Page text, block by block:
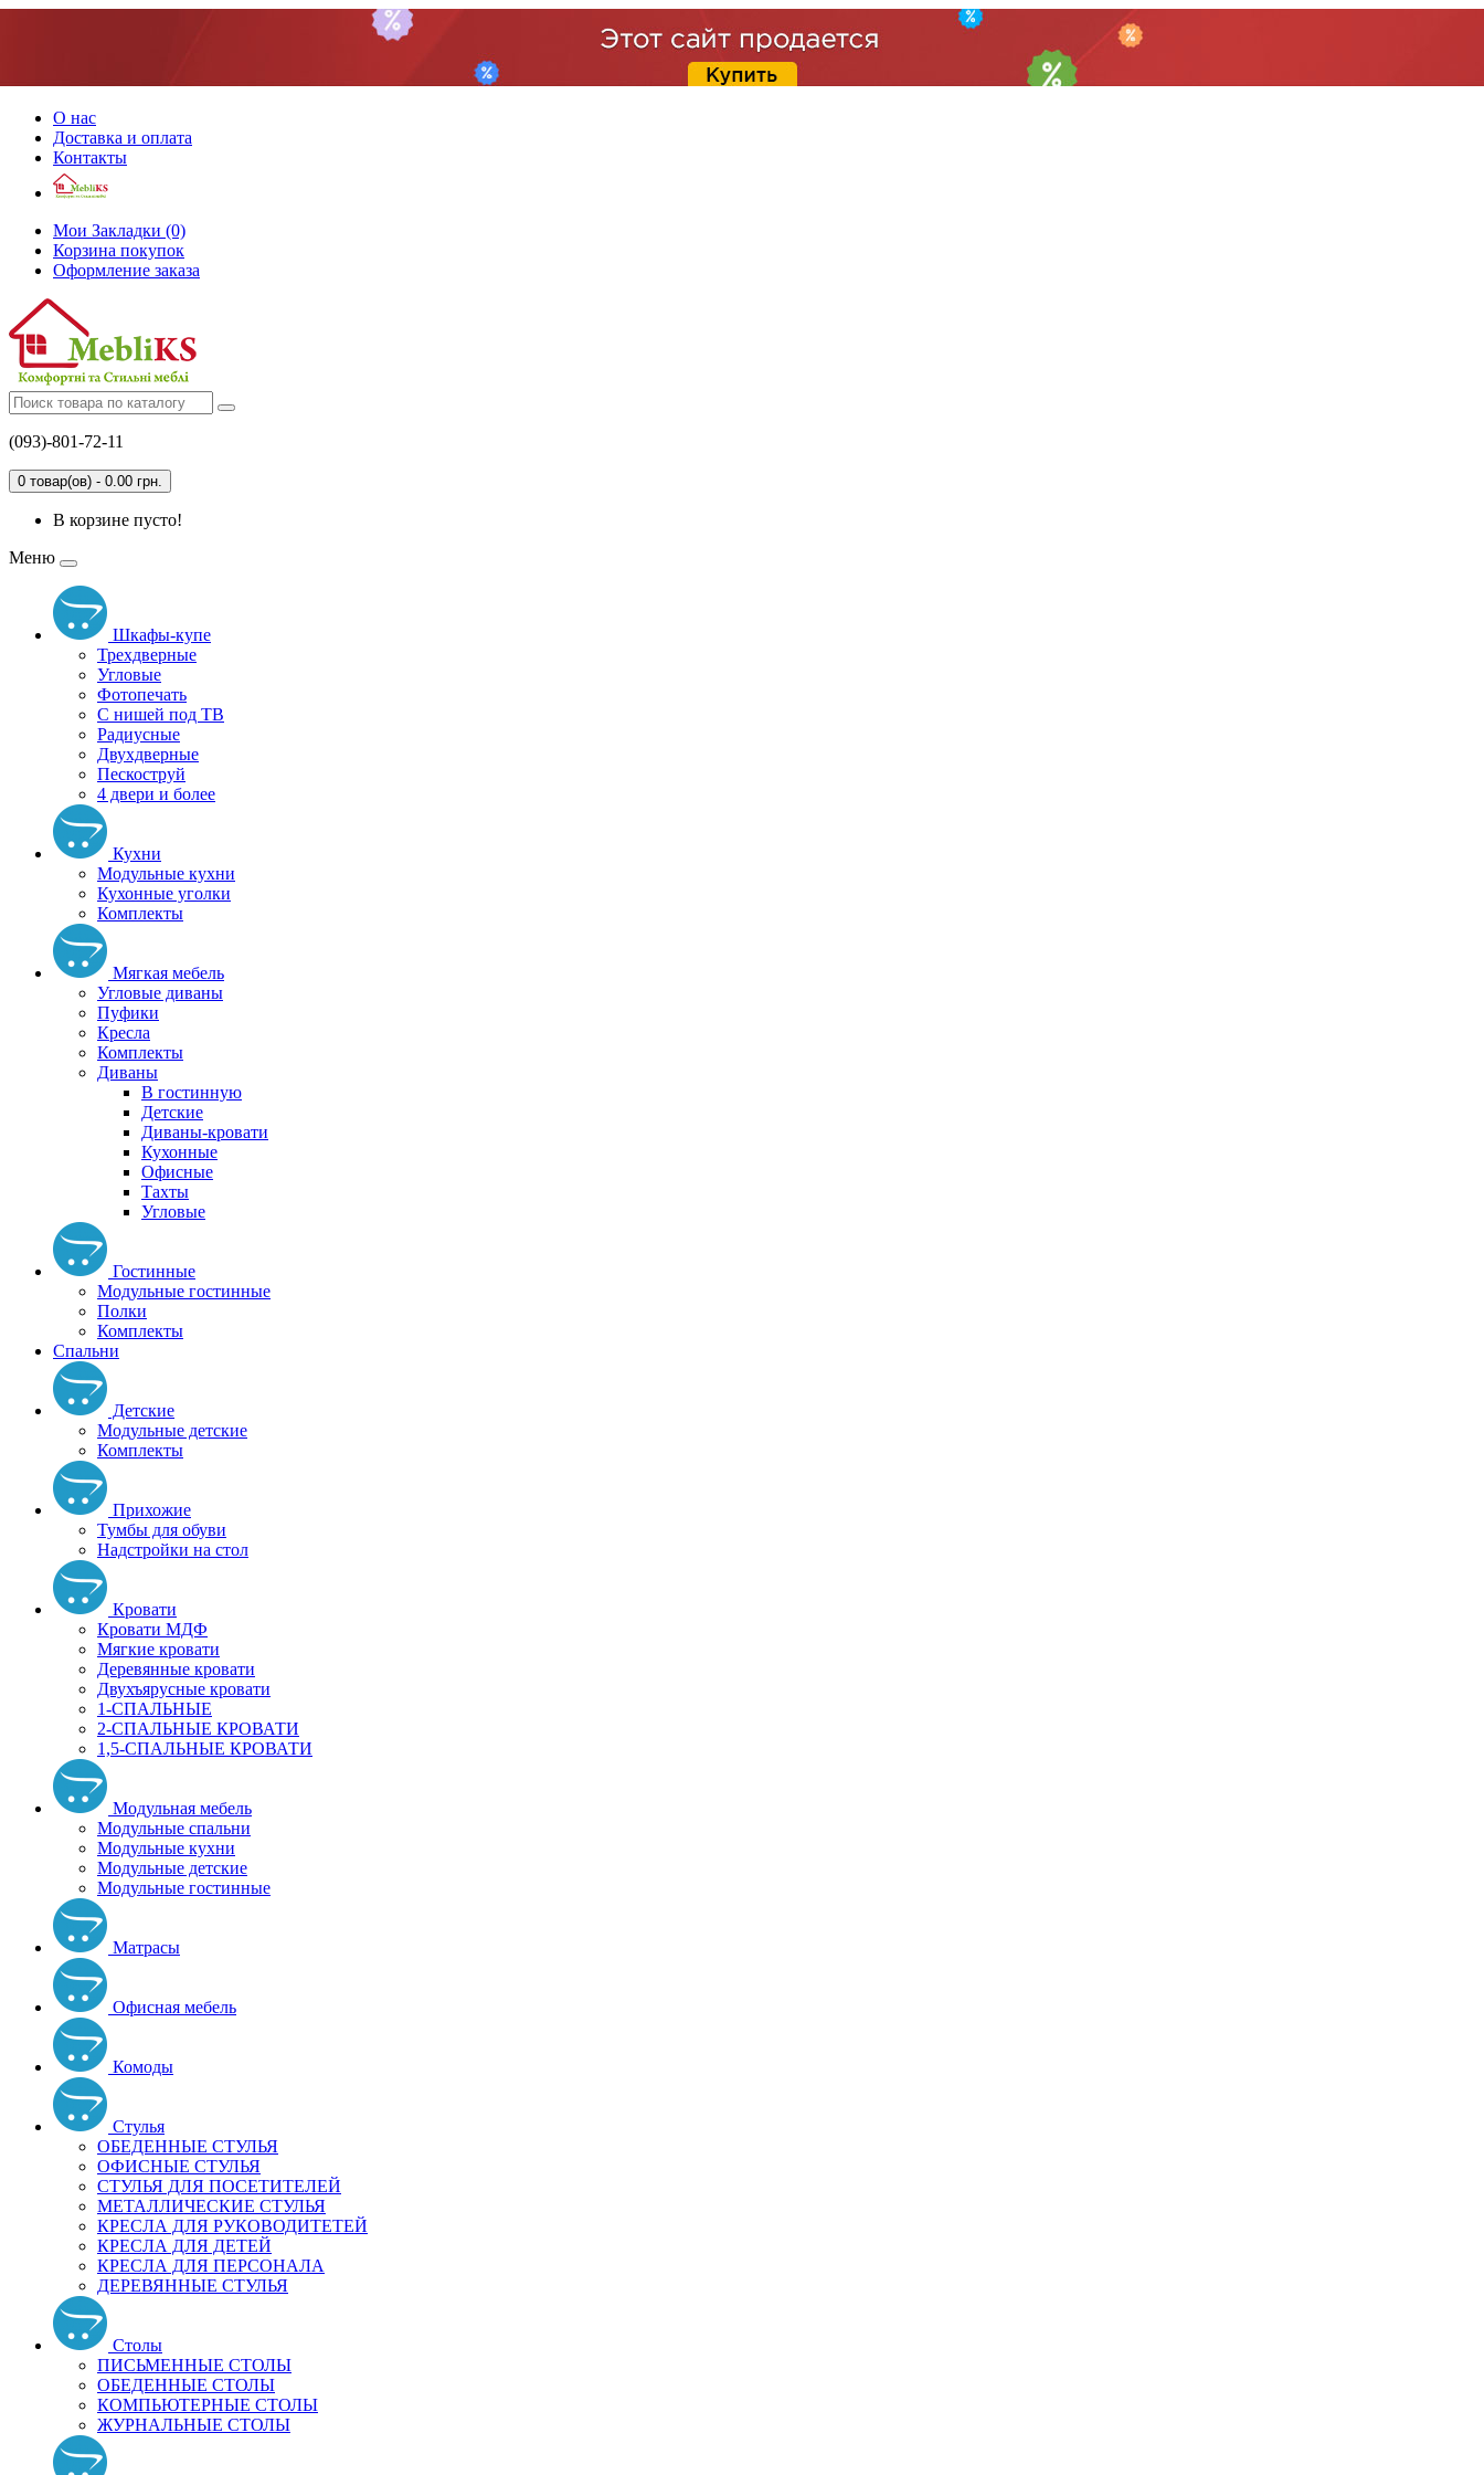
О нас
Доставка и оплата
Контакты
Мои Закладки (0)
Корзина покупок
Оформление заказа
(093)-801-72-11
0 товар(ов) - 0.00 грн.
В корзине пусто!
Меню
Шкафы-купе
Трехдверные
Угловые
Фотопечать
С нишей под ТВ
Радиусные
Двухдверные
Пескоструй
4 двери и более
Кухни
Модульные кухни
Кухонные уголки
Комплекты
Мягкая мебель
Угловые диваны
Пуфики
Кресла
Комплекты
Диваны
В гостинную
Детские
Диваны-кровати
Кухонные
Офисные
Тахты
Угловые
Гостинные
Модульные гостинные
Полки
Комплекты
Спальни
Детские
Модульные детские
Комплекты
Прихожие
Тумбы для обуви
Надстройки на стол
Кровати
Кровати МДФ
Мягкие кровати
Деревянные кровати
Двухъярусные кровати
1-СПАЛЬНЫЕ
2-СПАЛЬНЫЕ КРОВАТИ
1,5-СПАЛЬНЫЕ КРОВАТИ
Модульная мебель
Модульные спальни
Модульные кухни
Модульные детские
Модульные гостинные
Матрасы
Офисная мебель
Комоды
Стулья
ОБЕДЕННЫЕ СТУЛЬЯ
ОФИСНЫЕ СТУЛЬЯ
СТУЛЬЯ ДЛЯ ПОСЕТИТЕЛЕЙ
МЕТАЛЛИЧЕСКИЕ СТУЛЬЯ
КРЕСЛА ДЛЯ РУКОВОДИТЕТЕЙ
КРЕСЛА ДЛЯ ДЕТЕЙ
КРЕСЛА ДЛЯ ПЕРСОНАЛА
ДЕРЕВЯННЫЕ СТУЛЬЯ
Столы
ПИСЬМЕННЫЕ СТОЛЫ
ОБЕДЕННЫЕ СТОЛЫ
КОМПЬЮТЕРНЫЕ СТОЛЫ
ЖУРНАЛЬНЫЕ СТОЛЫ